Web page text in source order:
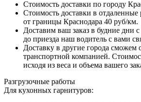
Стоимость доставки по городу
Стоимость доставки в
от границы Краснодара 40 руб/км.
Доставим ваш заказ в будние дни
до приезда наш водитель с вами
Доставку в другие города сможем
транспортной компанией.
исходя из веса и объема вашего
Разгрузочные работы
Для кухонных гарнитуров: